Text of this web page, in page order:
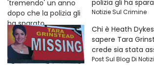
polizia gli ha
Notizie Sul Crimine
Chi è Heath
sapere Tara
crede sia stata
Post Sul Blog Di